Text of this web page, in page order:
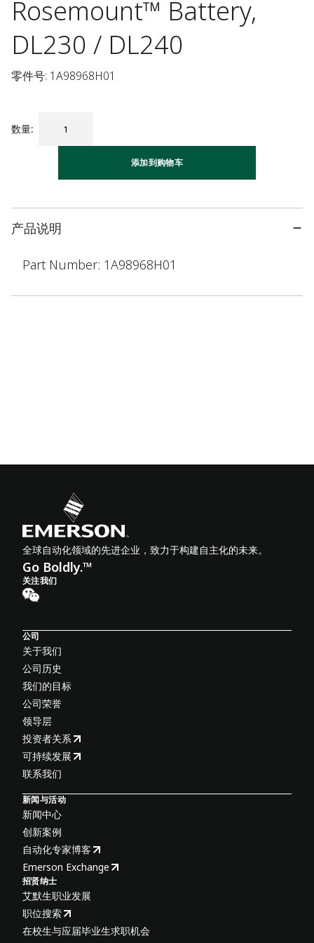
Rosemount™ Battery,
DL230 / DL240
零件号: 1A98968H01
数量:
添加到购物车
产品说明
Part Number: 1A98968H01
全球自动化领域的先进企业，致力于构建自主化的未来。
Go Boldly.™
关注我们
公司
关于我们
公司历史
我们的目标
公司荣誉
领导层
投资者关系
可持续发展
联系我们
新闻与活动
新闻中心
创新案例
自动化专家博客
Emerson Exchange
招贤纳士
艾默生职业发展
职位搜索
在校生与应届毕业生求职机会